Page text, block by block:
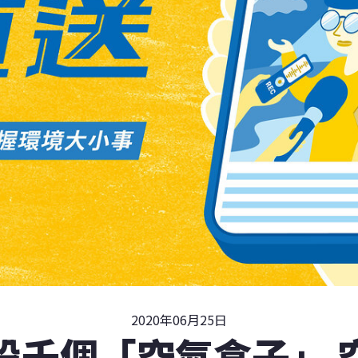
2020年06月25日